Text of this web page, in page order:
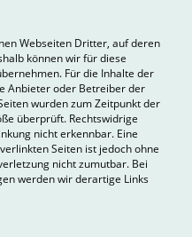
Webseiten Dritter, auf deren
können wir für diese
Für die Inhalte der
Anbieter oder Betreiber der
wurden zum Zeitpunkt der
überprüft. Rechtswidrige
nicht erkennbar. Eine
Seiten ist jedoch ohne
nicht zumutbar. Bei
werden wir derartige Links